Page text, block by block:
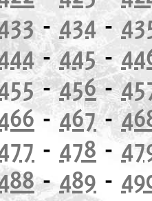
- 434-
-445-
-456-
- 467-
- 478 -
-489 -